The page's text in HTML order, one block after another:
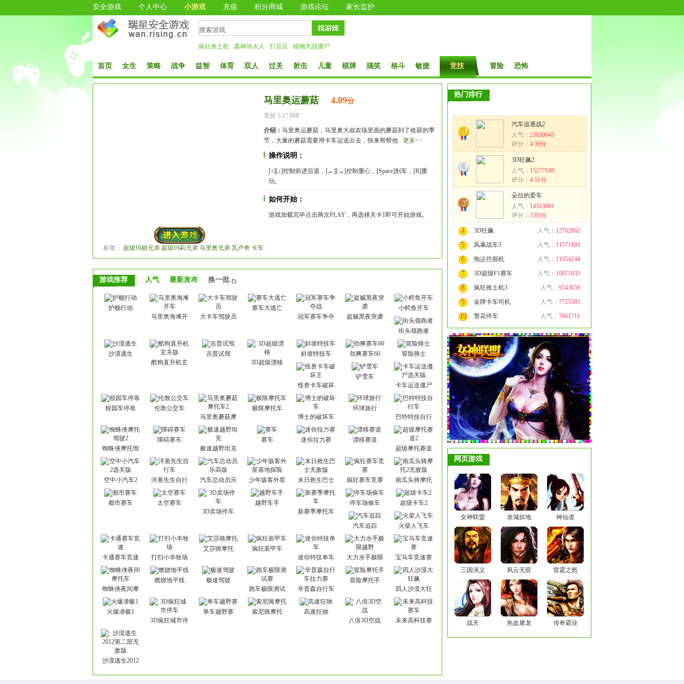
安全游戏 个人中心 小游戏 充值 积分商城 游戏论坛 家长监护
疯狂推土机 森林冰火人 打豆豆 植物大战僵尸
首页 女生 策略 战争 益智 体育 双人 过关 射击 儿童 棋牌 搞笑 格斗 敏捷 竞技 冒险 恐怖
马里奥运蘑菇 4.09分
竞技 5.17 MB
介绍： 马里奥运蘑菇，马里奥大叔农场里面的蘑菇到了收获的季
节，大量的蘑菇需要用卡车运送出去，快来帮帮他
更多>>
操作说明：
[↑][↓]控制前进后退，[←][→]控制重心，[Space]刹车，[R]重
玩。
如何开始：
游戏加载完毕点击两次PLAY，再选择关卡1即可开始游戏。
标签： 超级玛丽兄弟 超级玛莉兄弟 马里奥兄弟 瓦卢奇 卡车
游戏推荐 人气 最新发布 换一批
护舰行动
马里奥海滩开
大卡车驾驶员
赛车大逃亡
冠军赛车争夺
盗贼黑夜突袭
小鳄鱼开车
街头领跑者
沙漠逃生
酷狗直升机玄
吉普试驾
3D超级漂移
斜坡特技车 劲爽赛车60 冒险骑士
怪兽卡车破坏
铲雪车
卡车运送僵尸
校园车停靠
伦敦公交车
马里奥蘑菇摩
极限摩托车
博士的破坏车
环球旅行
巴特特技自行
蜘蛛侠摩托驾
障碍赛车
极速越野坦克
赛车 迷你拉力赛
漂移赛道
超级摩托赛道
空中小汽车2
洋葱先生自行
汽车总动员乐
少年骇客外星
末日救生巴士
疯狂赛车竞赛
南瓜头骑摩托
都市赛车
太空赛车
3D卖场停车
越野车手
新赛季摩托车
停车场偷车 超级卡车2
汽车追踪 火柴人飞车
卡通赛车竞速 打扫小羊牧场
艾莎骑摩托
疯狂装甲车
迷你特技单车
大力水手极限
宝马车竞速赛
蜘蛛侠夜间摩
燃烧地平线
极速驾驶
跑车极限测试
辛普森自行车
冒险摩托手
四人沙漠大狂
火爆潜艇1
3D疯狂城市停
单车越野赛 索尼骑摩托
高速狂驰
八倍3D空战
未来高科技赛
沙漠逃生2012
热门排行
汽车追逐战2
人气： 23630645
评分： 4.36分
3D狂飙2
人气： 15277149
评分： 4.11分
朵拉的爱车
人气： 14313001
评分： 3.83分
4 3D狂飙 人气： 12762862
5 风暴战车3 人气： 11571103
6 拖运挖掘机 人气： 11354244
7 3D超级F1赛车 人气： 10871833
8 疯狂推土机3 人气： 9543659
9 金牌卡车司机 人气： 7725583
10 警花停车 人气： 7661711
网页游戏
女神联盟 攻城掠地 神仙道
三国演义 风云无双 雷霆之怒
战天 热血屠龙 传奇霸业